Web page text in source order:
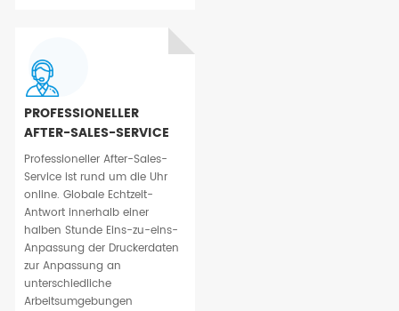
PROFESSIONELLER
AFTER-SALES-SERVICE
Professioneller After-Sales-
Service ist rund um die Uhr
online. Globale Echtzeit-
Antwort innerhalb einer
halben Stunde Eins-zu-eins-
Anpassung der Druckerdaten
zur Anpassung an
unterschiedliche
Arbeitsumgebungen